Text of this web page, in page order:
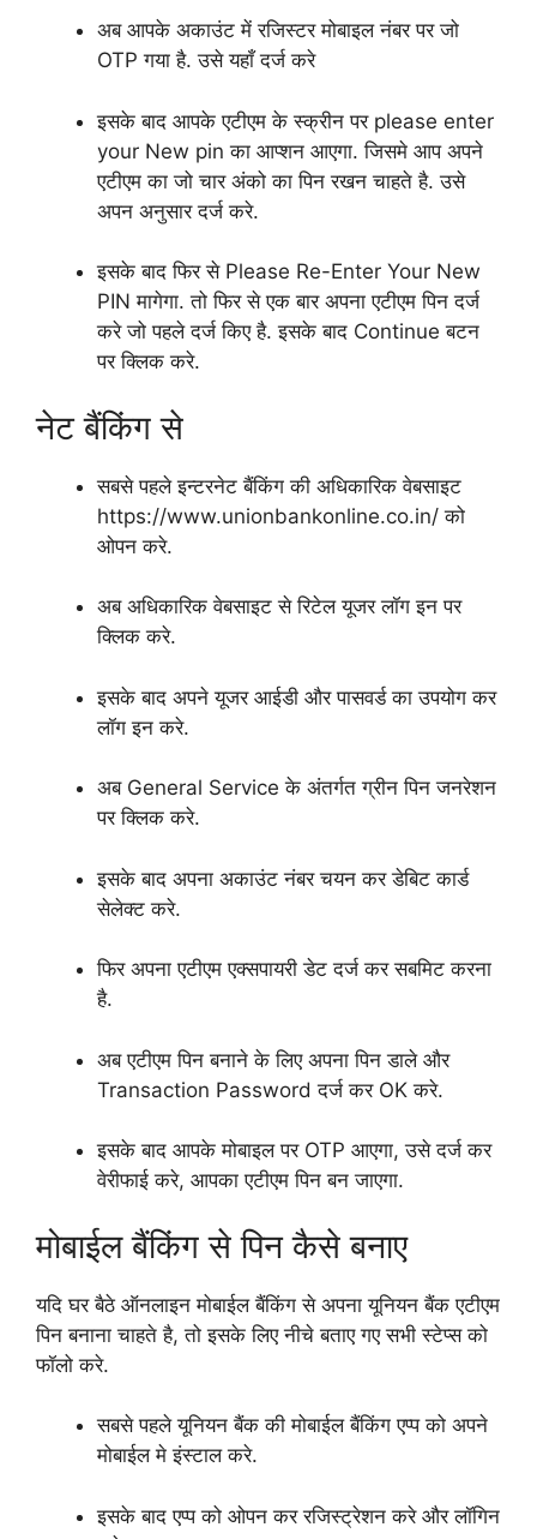
अब आपके अकाउंट में रजिस्टर मोबाइल नंबर पर जो
OTP गया है. उसे यहाँ दर्ज करे
इसके बाद आपके एटीएम के स्क्रीन पर please enter
your New pin का आप्शन आएगा. जिसमे आप अपने
एटीएम का जो चार अंको का पिन रखन चाहते है. उसे
अपन अनुसार दर्ज करे.
इसके बाद फिर से Please Re-Enter Your New
PIN मागेगा. तो फिर से एक बार अपना एटीएम पिन दर्ज
करे जो पहले दर्ज किए है. इसके बाद Continue बटन
पर क्लिक करे.
नेट बैंकिंग से
सबसे पहले इन्टरनेट बैंकिंग की अधिकारिक वेबसाइट
https://www.unionbankonline.co.in/ को
ओपन करे.
अब अधिकारिक वेबसाइट से रिटेल यूजर लॉग इन पर
क्लिक करे.
इसके बाद अपने यूजर आईडी और पासवर्ड का उपयोग कर
लॉग इन करे.
अब General Service के अंतर्गत ग्रीन पिन जनरेशन
पर क्लिक करे.
इसके बाद अपना अकाउंट नंबर चयन कर डेबिट कार्ड
सेलेक्ट करे.
फिर अपना एटीएम एक्सपायरी डेट दर्ज कर सबमिट करना
है.
अब एटीएम पिन बनाने के लिए अपना पिन डाले और
Transaction Password दर्ज कर OK करे.
इसके बाद आपके मोबाइल पर OTP आएगा, उसे दर्ज कर
वेरीफाई करे, आपका एटीएम पिन बन जाएगा.
मोबाईल बैंकिंग से पिन कैसे बनाए
यदि घर बैठे ऑनलाइन मोबाईल बैंकिंग से अपना यूनियन बैंक एटीएम
पिन बनाना चाहते है, तो इसके लिए नीचे बताए गए सभी स्टेप्स को
फॉलो करे.
सबसे पहले यूनियन बैंक की मोबाईल बैंकिंग एप्प को अपने
मोबाईल मे इंस्टाल करे.
इसके बाद एप्प को ओपन कर रजिस्ट्रेशन करे और लॉगिन